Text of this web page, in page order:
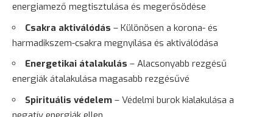
energiamező megtisztulása és megerősödése
Csakra aktiválódás – Különösen a korona- és
harmadikszem-csakra megnyílása és aktiválódása
Energetikai átalakulás – Alacsonyabb rezgésű
energiák átalakulása magasabb rezgésűvé
Spirituális védelem – Védelmi burok kialakulása a